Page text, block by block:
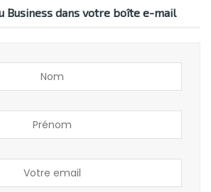
Business dans votre boîte e-mail